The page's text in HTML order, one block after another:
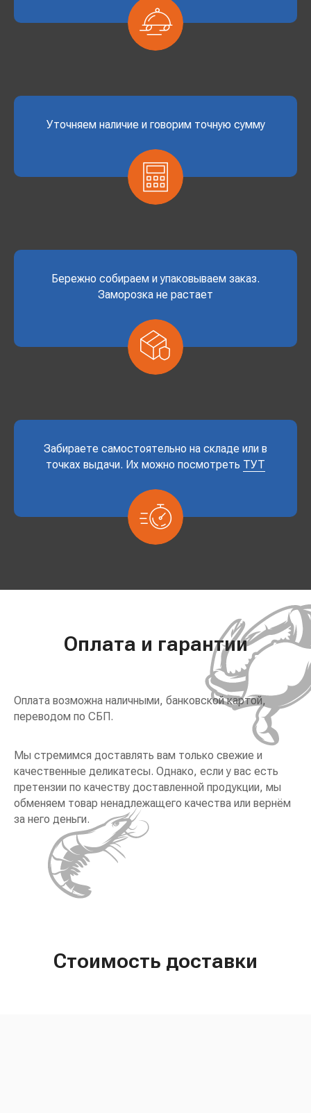
Уточняем наличие и говорим точную сумму
Бережно собираем и упаковываем заказ.
Заморозка не растает
Забираете самостоятельно на складе или в
точках выдачи. Их можно посмотреть ТУТ
Оплата и гарантии
Оплата возможна наличными, банковской картой,
переводом по СБП.
Мы стремимся доставлять вам только свежие и
качественные деликатесы. Однако, если у вас есть
претензии по качеству доставленной продукции, мы
обменяем товар ненадлежащего качества или вернём
за него деньги.
Стоимость доставки